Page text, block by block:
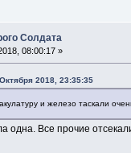
Солдата
08:00:17 »
2018, 23:35:35
и железо таскали
одна. Все прочие